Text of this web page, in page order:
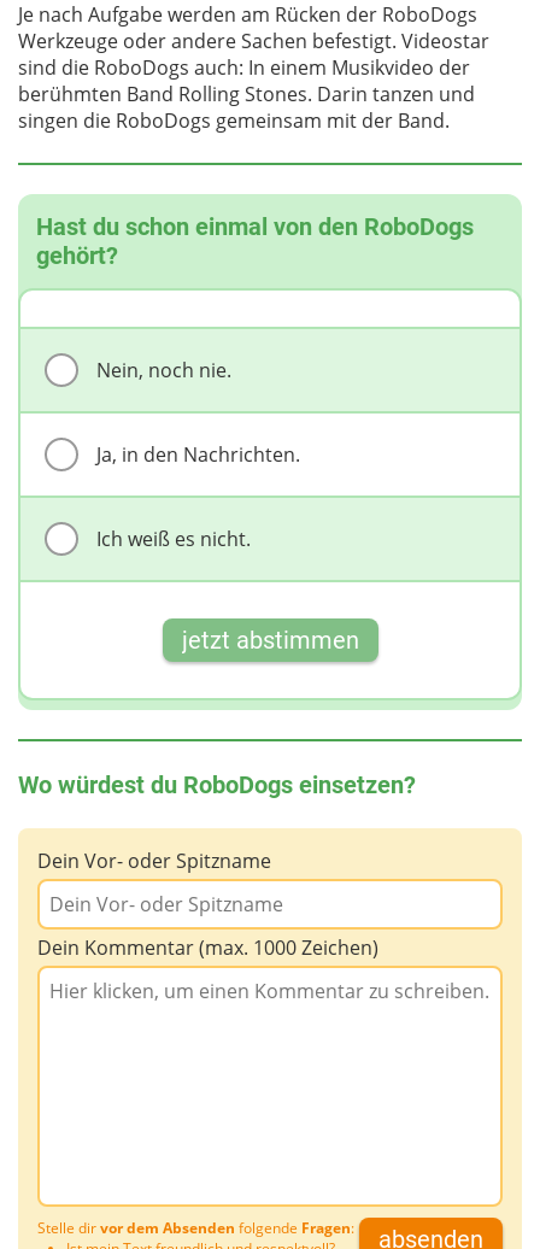
Je nach Aufgabe werden am Rücken der RoboDogs
Werkzeuge oder andere Sachen befestigt. Videostar
sind die RoboDogs auch: In einem Musikvideo der
berühmten Band Rolling Stones. Darin tanzen und
singen die RoboDogs gemeinsam mit der Band.
Hast du schon einmal von den RoboDogs
gehört?
Nein, noch nie.
Ja, in den Nachrichten.
Ich weiß es nicht.
jetzt abstimmen
Wo würdest du RoboDogs einsetzen?
Dein Vor- oder Spitzname
Dein Kommentar (max. 1000 Zeichen)
Stelle dirvor dem Absenden folgende Fragen:
absenden